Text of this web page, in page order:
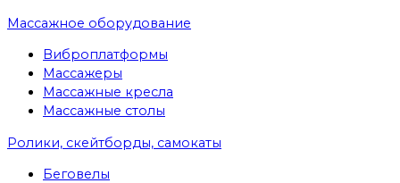
Массажное оборудование
Виброплатформы
Массажеры
Массажные кресла
Массажные столы
Ролики, скейтборды, самокаты
Беговелы